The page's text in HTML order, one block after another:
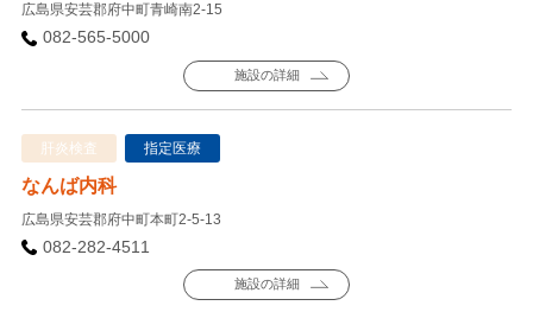
広島県安芸郡府中町青崎南2-15
082-565-5000
施設の詳細
肝炎検査 指定医療
なんば内科
広島県安芸郡府中町本町2-5-13
082-282-4511
施設の詳細